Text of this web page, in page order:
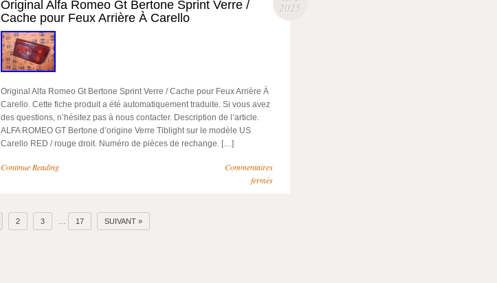
2025
Original Alfa Romeo Gt Bertone Sprint Verre /
Cache pour Feux Arrière À Carello
Original Alfa Romeo Gt Bertone Sprint Verre / Cache pour Feux Arrière À
Carello. Cette fiche produit a été automatiquement traduite. Si vous avez
des questions, n’hésitez pas à nous contacter. Description de l’article.
ALFA ROMEO GT Bertone d’origine Verre Tiblight sur le modèle US
Carello RED / rouge droit. Numéro de pièces de rechange. […]
Continue Reading
Commentaires
fermés
2 3 … 17 SUIVANT »